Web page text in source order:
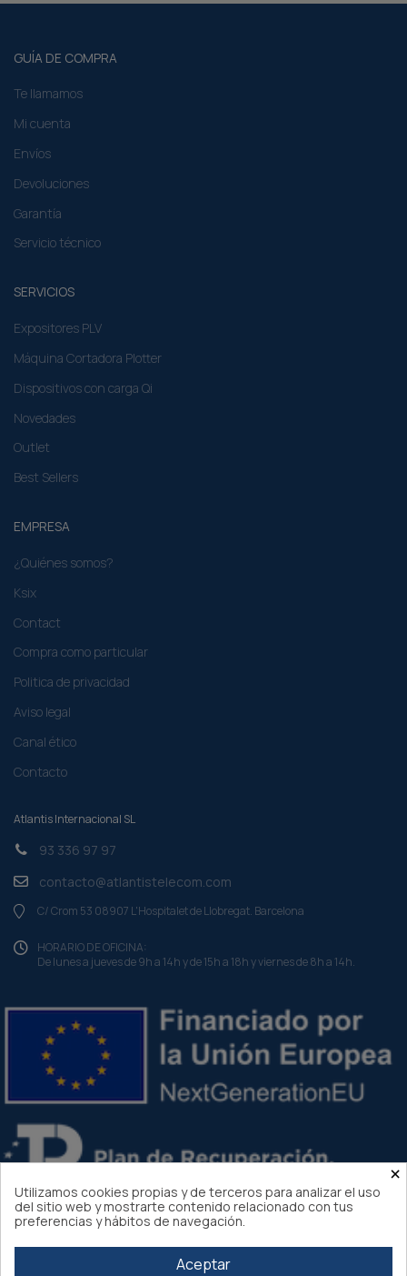
GUÍA DE COMPRA
Te llamamos
Mi cuenta
Envíos
Devoluciones
Garantía
Servicio técnico
SERVICIOS
Expositores PLV
Máquina Cortadora Plotter
Dispositivos con carga Qi
Novedades
Outlet
Best Sellers
EMPRESA
¿Quiénes somos?
Ksix
Contact
Compra como particular​
Politica de privacidad
Aviso legal
Canal ético
Contacto
Atlantis Internacional SL
93 336 97 97
contacto@atlantistelecom.com
C/ Crom 53 08907 L'Hospitalet de Llobregat. Barcelona
HORARIO DE OFICINA:
De lunes a jueves de 9h a 14h y de 15h a 18h y viernes de 8h a 14h.
×
Utilizamos cookies propias y de terceros para analizar el uso
del sitio web y mostrarte contenido relacionado con tus
preferencias y hábitos de navegación.
Aceptar